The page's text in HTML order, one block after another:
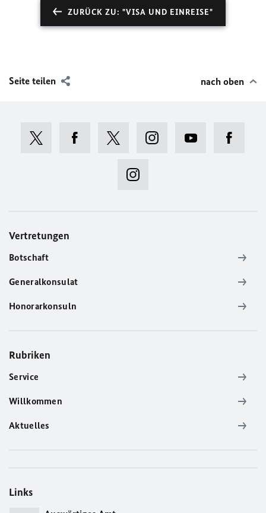
ZURÜCK ZU: "VISA UND EINREISE"
Seite teilen nach oben
Vertretungen
Botschaft
Generalkonsulat
Honorarkonsuln
Rubriken
Service
Willkommen
Aktuelles
Links